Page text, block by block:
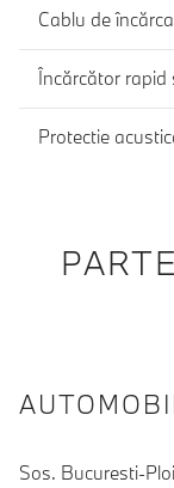
Cablu de
Încărcător rapid
Protectie
Sos. Bucuresti-